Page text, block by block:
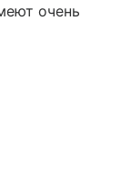
очень